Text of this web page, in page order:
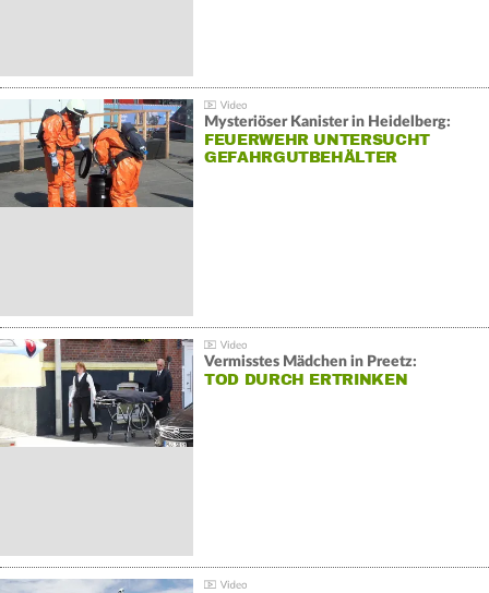
Mysteriöser Kanister in Heidelberg:
FEUERWEHR UNTERSUCHT
GEFAHRGUTBEHÄLTER
Vermisstes Mädchen in Preetz:
TOD DURCH ERTRINKEN